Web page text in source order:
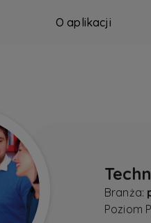
O aplikacji
Branża:
Poziom